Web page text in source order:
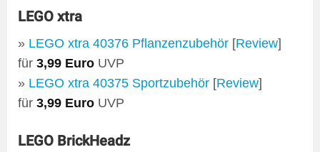
LEGO xtra
» LEGO xtra 40376 Pflanzenzubehör [Review]
für 3,99 Euro UVP
» LEGO xtra 40375 Sportzubehör [Review]
für 3,99 Euro UVP
LEGO BrickHeadz